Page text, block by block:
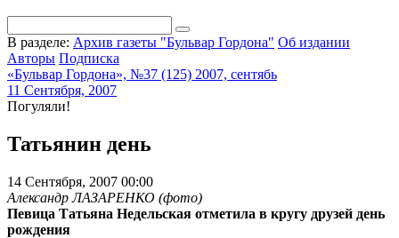
В разделе: Архив газеты "Бульвар Гордона" Об издании
Авторы Подписка
«Бульвар Гордона», №37 (125) 2007, сентябь
11 Сентября, 2007
Погуляли!
Татьянин день
14 Сентября, 2007 00:00
Александр ЛАЗАРЕНКО (фото)
Певица Татьяна Недельская отметила в кругу друзей день
рождения